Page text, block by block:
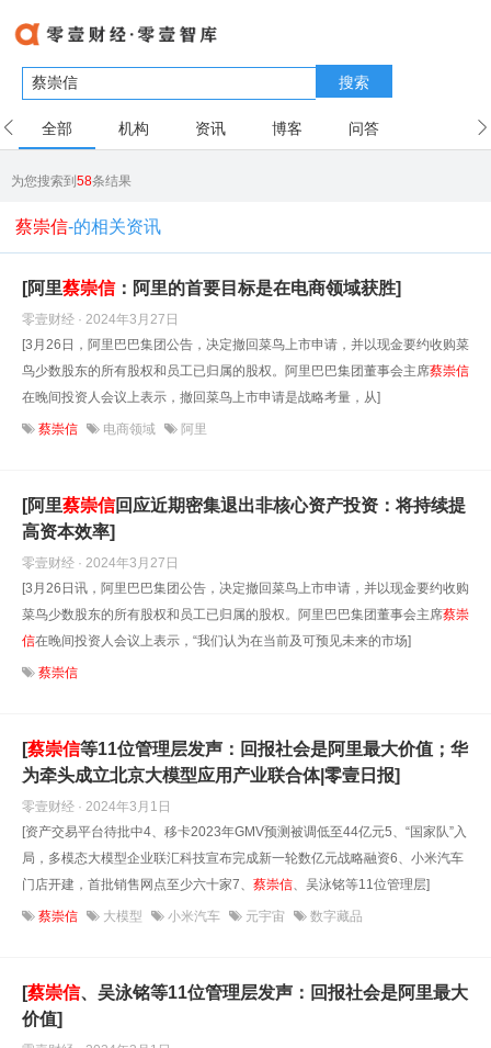
搜索
全部 机构 资讯 博客 问答
为您搜索到58条结果
蔡崇信-的相关资讯
[阿里蔡崇信：阿里的首要目标是在电商领域获胜]
零壹财经 · 2024年3月27日
[3月26日，阿里巴巴集团公告，决定撤回菜鸟上市申请，并以现金要约收购菜
鸟少数股东的所有股权和员工已归属的股权。阿里巴巴集团董事会主席蔡崇信
在晚间投资人会议上表示，撤回菜鸟上市申请是战略考量，从]
蔡崇信 电商领域 阿里
[阿里蔡崇信回应近期密集退出非核心资产投资：将持续提
高资本效率]
零壹财经 · 2024年3月27日
[3月26日讯，阿里巴巴集团公告，决定撤回菜鸟上市申请，并以现金要约收购
菜鸟少数股东的所有股权和员工已归属的股权。阿里巴巴集团董事会主席蔡崇
信在晚间投资人会议上表示，“我们认为在当前及可预见未来的市场]
蔡崇信
[蔡崇信等11位管理层发声：回报社会是阿里最大价值；华
为牵头成立北京大模型应用产业联合体|零壹日报]
零壹财经 · 2024年3月1日
[资产交易平台待批中4、移卡2023年GMV预测被调低至44亿元5、“国家队”入
局，多模态大模型企业联汇科技宣布完成新一轮数亿元战略融资6、小米汽车
门店开建，首批销售网点至少六十家7、 蔡崇信、吴泳铭等11位管理层]
蔡崇信 大模型 小米汽车 元宇宙 数字藏品
[蔡崇信、吴泳铭等11位管理层发声：回报社会是阿里最大
价值]